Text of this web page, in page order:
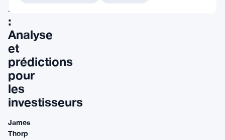
l’Ethereum
:
Analyse
et
prédictions
pour
les
investisseurs
James
Thorp